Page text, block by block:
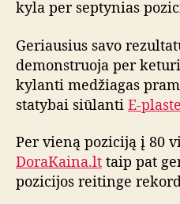
kyla per septynias
Geriausius savo
demonstruoja per
kylanti medžiagas
statybai siūlanti E-
Per vieną poziciją į 80
DoraKaina.lt taip pat
pozicijos reitinge